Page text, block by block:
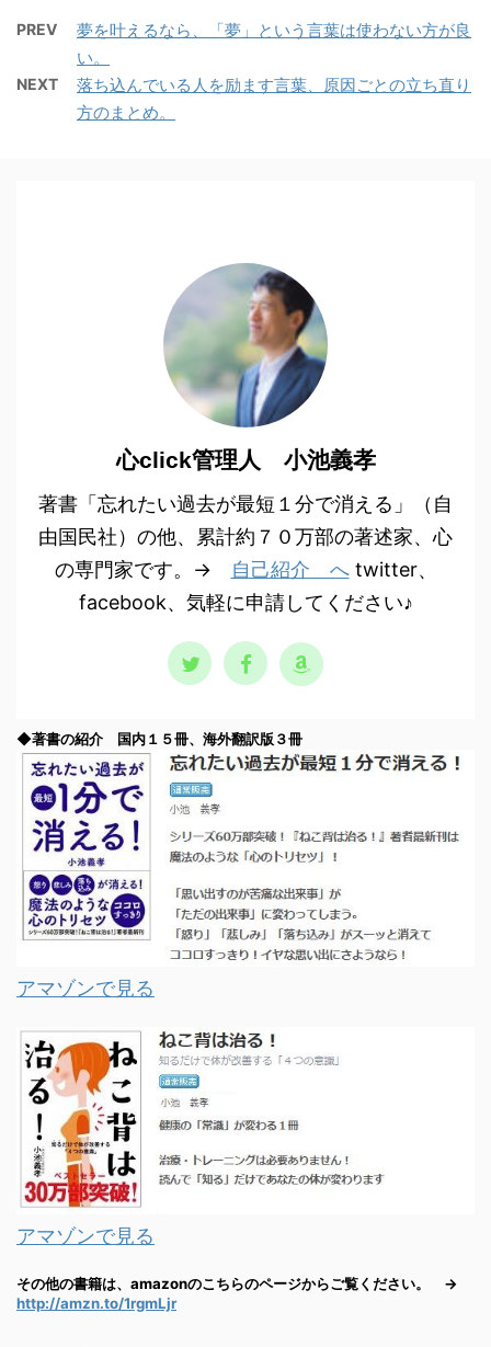
PREV
夢を叶えるなら、「夢」という言葉は使わない方が良
い。
NEXT
落ち込んでいる人を励ます言葉、原因ごとの立ち直り
方のまとめ。
心click管理人 小池義孝
著書「忘れたい過去が最短１分で消える」（自
由国民社）の他、累計約７０万部の著述家、心
の専門家です。→
自己紹介 へtwitter、
facebook、気軽に申請してください♪
◆著書の紹介 国内１５冊、海外翻訳版３冊
アマゾンで見る
アマゾンで見る
その他の書籍は、amazonのこちらのページからご覧ください。 →
http://amzn.to/1rgmLjr